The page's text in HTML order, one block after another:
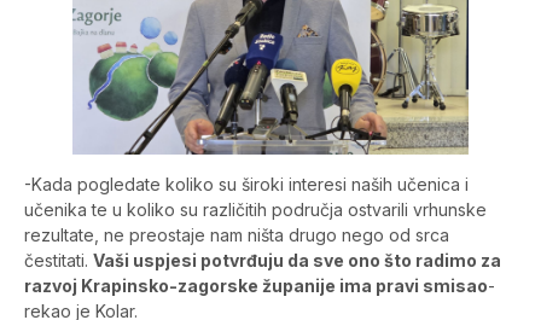
-Kada pogledate koliko su široki interesi naših učenica i
učenika te u koliko su različitih područja ostvarili vrhunske
rezultate, ne preostaje nam ništa drugo nego od srca
čestitati. Vaši uspjesi potvrđuju da sve ono što radimo za
razvoj Krapinsko-zagorske županije ima pravi smisao-
rekao je Kolar.